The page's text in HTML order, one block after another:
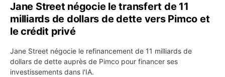
Jane Street négocie le transfert de 11
milliards de dollars de dette vers Pimco et
le crédit privé
Jane Street négocie le refinancement de 11 milliards de
dollars de dette auprès de Pimco pour financer ses
investissements dans l'IA.